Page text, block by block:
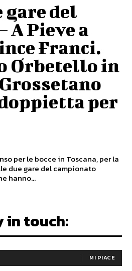
gare del
A Pieve a
Franci.
Orbetello in
per
per le bocce in Toscana, per la
due gare del campionato
hanno...
in touch:
MI PIACE